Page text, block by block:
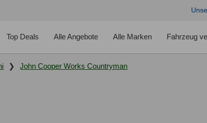
Top Deals Alle Angebote Alle Marken Fahrzeug
John Cooper Works Countryman